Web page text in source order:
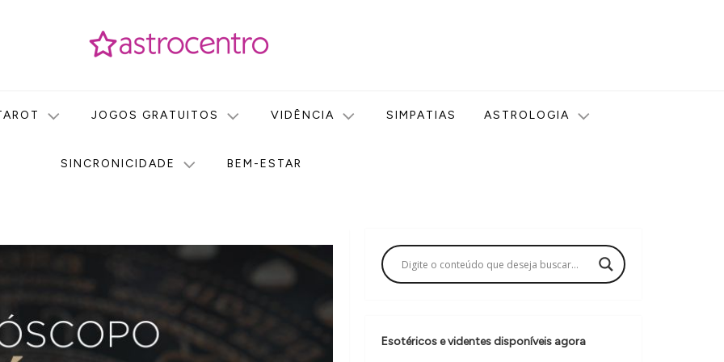
JOGOS GRATUITOS VIDÊNCIA SIMPATIAS ASTROLOGIA
SINCRONICIDADE BEM-ESTAR
Esotéricos e videntes disponíveis agora